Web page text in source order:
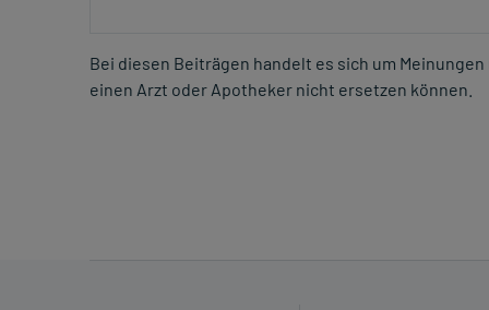
Bei diesen Beiträgen handelt es sich um
einen Arzt oder Apotheker nicht ersetzen können.